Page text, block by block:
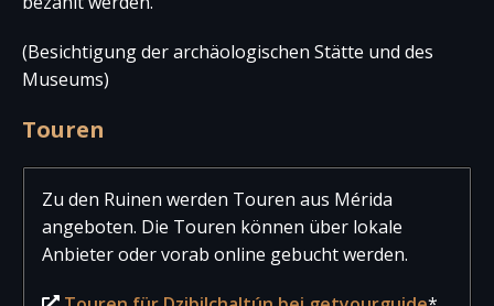
(Besichtigung der archäologischen Stätte und des
Museums)
Touren
Zu den Ruinen werden Touren aus Mérida
angeboten. Die Touren können über lokale
Anbieter oder vorab online gebucht werden.